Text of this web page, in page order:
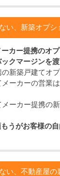
い、新築オプ
カー提携のオプ
ックマージンを
の新築戸建てオ
メーカーの営業
ーカー提携の
うがお客様の
い、不動産屋の